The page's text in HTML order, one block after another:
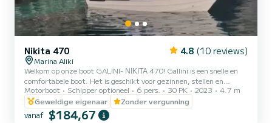
Nikita 470 4.8 (10 reviews)
Marina Aliki
Welkom op onze boot GALINI- ΝΙΚΙΤΑ 470! Gallini is een snelle en
comfortabele boot. Het is geschikt voor gezinnen, stellen en
vrienden. U heeft de mogelijkheid om alle mooie en verborgen
stranden rond Paros te zien. We kijken ernaar uit u te verwelkomen
op onze boot!
Motorboot Schipper optioneel 6 pers. 30 PK 2023
4.7 m
Geweldige eigenaar
Zonder vergunning
vanaf $184,67